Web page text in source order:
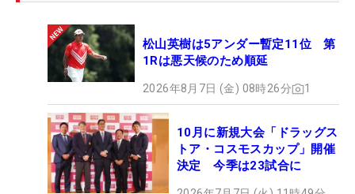
松山英樹は5アンダー暫定11位 第
1Rは悪天候のため順延
2026年8月7日 (金) 08時26分 1
10月に新規大会「ドラッグス
トア・コスモスカップ」開催
決定 今季は23試合に